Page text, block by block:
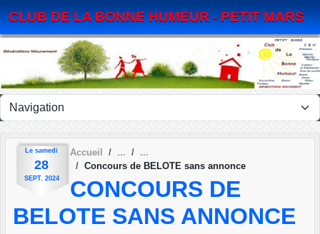
CLUB DE LA BONNE HUMEUR - PETIT MARS
Le samedi
28
SEPT. 2024
Accueil
Concours de BELOTE sans annonce
CONCOURS DE
BELOTE SANS ANNONCE